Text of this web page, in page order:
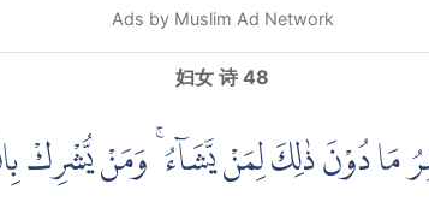
Ads by Muslim Ad Network
妇女 诗 48
مَا دُوْنَ ذٰلِكَ لِمَنْ يَّشَاۤءُ ۚ وَمَنْ يُّشْرِكْ